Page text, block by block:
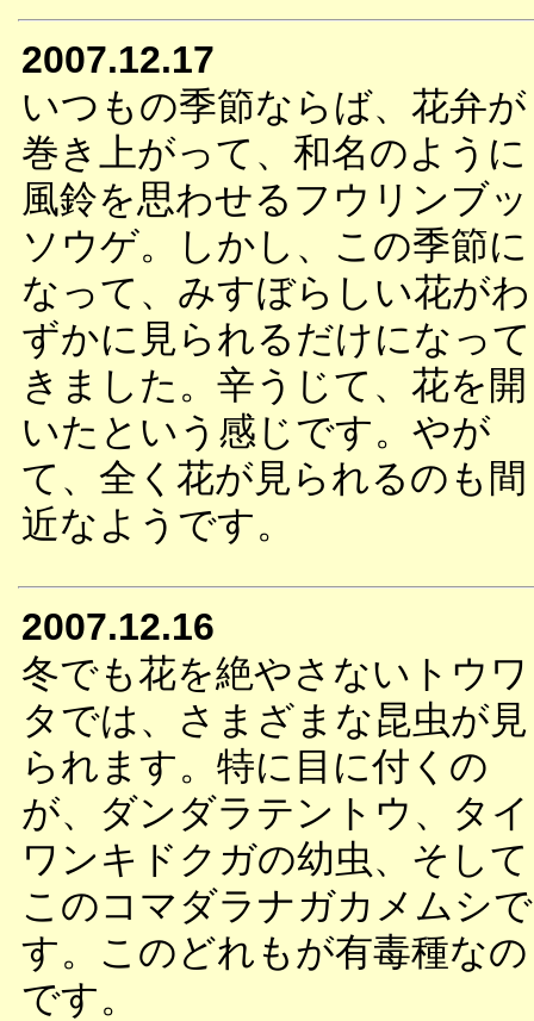
2007.12.17
いつもの季節ならば、花弁が
巻き上がって、和名のように
風鈴を思わせるフウリンブッ
ソウゲ。しかし、この季節に
なって、みすぼらしい花がわ
ずかに見られるだけになって
きました。辛うじて、花を開
いたという感じです。やが
て、全く花が見られるのも間
近なようです。
2007.12.16
冬でも花を絶やさないトウワ
タでは、さまざまな昆虫が見
られます。特に目に付くの
が、ダンダラテントウ、タイ
ワンキドクガの幼虫、そして
このコマダラナガカメムシで
す。このどれもが有毒種なの
です。